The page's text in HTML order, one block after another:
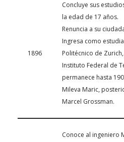
1896
Concluye sus
la edad de 17 años.
Renuncia a su
Ingresa como
Politécnico de
Instituto Federal de
permanece hasta
Mileva Maric,
Marcel Grossman.
Conoce al ingeniero